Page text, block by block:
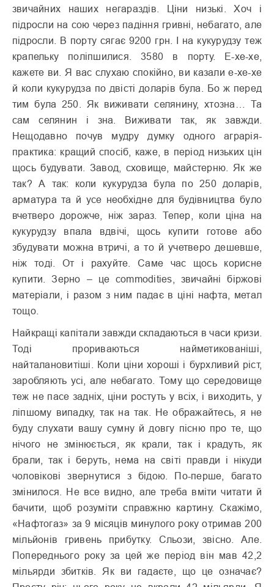
звичайних наших негараздів. Ціни низькі. Хоч і
підросли на сою через падіння гривні, небагато, але
підросли. В порту сягає 9200 грн. І на кукурудзу теж
крапельку поліпшилися. 3580 в порту. Е-хе-хе,
кажете ви. Я вас слухаю спокійно, ви казали е-хе-хе
й коли кукурудза по двісті доларів була. Бо ж перед
тим була 250. Як виживати селянину, хтозна… Та
сам селянин і зна. Виживати так, як завжди.
Нещодавно почув мудру думку одного аграрія-
практика: кращий спосіб, каже, в період низьких цін
щось будувати. Завод, сховище, майстерню. Як же
так? А так: коли кукурудза була по 250 доларів,
арматура та й усе необхідне для будівництва було
вчетверо дорожче, ніж зараз. Тепер, коли ціна на
кукурудзу впала вдвічі, щось купити готове або
збудувати можна втричі, а то й учетверо дешевше,
ніж тоді. От і рахуйте. Саме час щось корисне
купити. Зерно – це commodities, звичайні біржові
матеріали, і разом з ним падає в ціні нафта, метал
тощо.
Найкращі капітали завжди складаються в часи кризи.
Тоді прориваються найметикованіші,
найталановитіші. Коли ціни хороші і бурхливий ріст,
заробляють усі, але небагато. Тому що середовище
теж не пасе задніх, ціни ростуть у всіх, і виходить, у
ліпшому випадку, так на так. Не ображайтесь, я не
буду слухати вашу сумну й довгу пісню про те, що
нічого не змінюється, як крали, так і крадуть, як
брали, так і беруть, нема на світі правди і нікуди
чоловікові звернутися з бідою. По-перше, багато
змінилося. Не все видно, але треба вміти читати й
бачити, щоб розуміти справжню картину. Скажімо,
«Нафтогаз» за 9 місяців минулого року отримав 200
мільйонів гривень прибутку. Сльози, звісно. Але.
Попереднього року за цей же період він мав 42,2
мільярди збитків. Як ви гадаєте, що це означає?